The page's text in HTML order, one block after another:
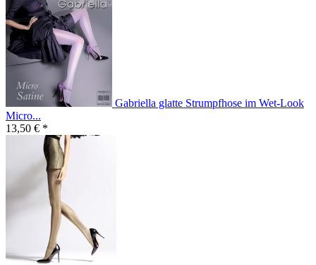
Gabriella glatte Strumpfhose im Wet-Look
Micro...
13,50 € *